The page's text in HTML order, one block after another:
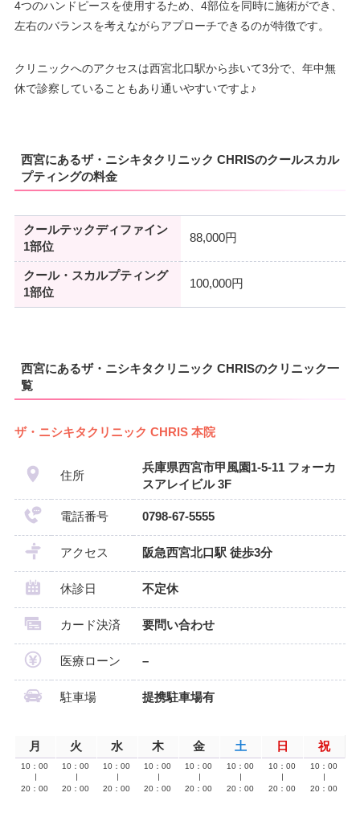
4つのハンドピースを使用するため、4部位を同時に施術ができ、
左右のバランスを考えながらアプローチできるのが特徴です。
クリニックへのアクセスは西宮北口駅から歩いて3分で、年中無
休で診察していることもあり通いやすいですよ♪
西宮にあるザ・ニシキタクリニック CHRISのクールスカル
プティングの料金
クールテックディファイン
1部位
88,000円
クール・スカルプティング
1部位
100,000円
西宮にあるザ・ニシキタクリニック CHRISのクリニック一
覧
ザ・ニシキタクリニック CHRIS 本院
住所
兵庫県西宮市甲風園1-5-11 フォーカ
スアレイビル 3F
電話番号 0798-67-5555
アクセス 阪急西宮北口駅 徒歩3分
休診日 不定休
カード決済 要問い合わせ
医療ローン –
駐車場 提携駐車場有
月 火 水 木 金 土 日 祝
10：00
20：00
10：00
20：00
10：00
20：00
10：00
20：00
10：00
20：00
10：00
20：00
10：00
20：00
10：00
20：00